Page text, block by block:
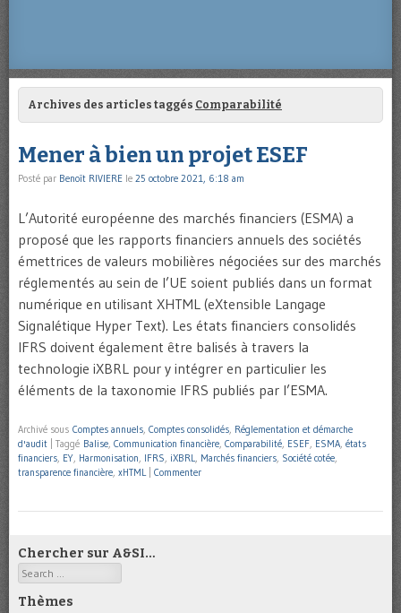
Archives des articles taggés Comparabilité
Mener à bien un projet ESEF
Posté par Benoît RIVIERE le 25 octobre 2021, 6:18 am
L’Autorité européenne des marchés financiers (ESMA) a
proposé que les rapports financiers annuels des sociétés
émettrices de valeurs mobilières négociées sur des marchés
réglementés au sein de l’UE soient publiés dans un format
numérique en utilisant XHTML (eXtensible Langage
Signalétique Hyper Text). Les états financiers consolidés
IFRS doivent également être balisés à travers la
technologie iXBRL pour y intégrer en particulier les
éléments de la taxonomie IFRS publiés par l’ESMA.
Archivé sous Comptes annuels, Comptes consolidés, Réglementation et démarche
d'audit
Taggé Balise, Communication financière, Comparabilité, ESEF, ESMA, états
financiers, EY, Harmonisation, IFRS, iXBRL, Marchés financiers, Société cotée,
transparence financière, xHTML Commenter
Chercher sur A&SI…
Search
Thèmes